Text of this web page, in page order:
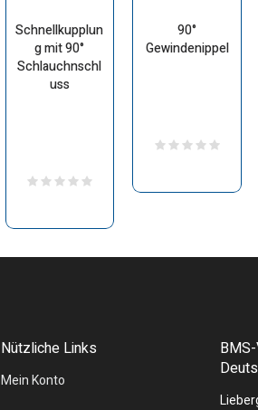
Schnellkupplun
g mit 90°
Schlauchnschl
uss
90°
Gewindenippel
Nützliche Links
Mein Konto